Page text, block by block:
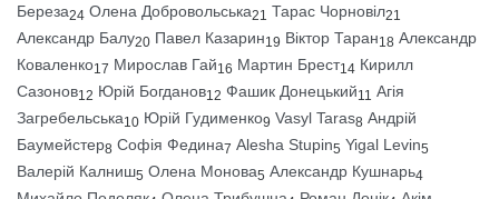
Береза24 Олена Добровольська21 Тарас Чорновіл21
Александр Балу20 Павел Казарин19 Віктор Таран18 Александр
Коваленко17 Мирослав Гай16 Мартин Брест14 Кирилл
Сазонов12 Юрій Богданов12 Фашик Донецький11 Агія
Загребельська10 Юрій Гудименко9 Vasyl Taras8 Андрій
Баумейстер8 Софія Федина7 Alesha Stupin5 Yigal Levin5
Валерій Калниш5 Олена Монова5 Александр Кушнарь4